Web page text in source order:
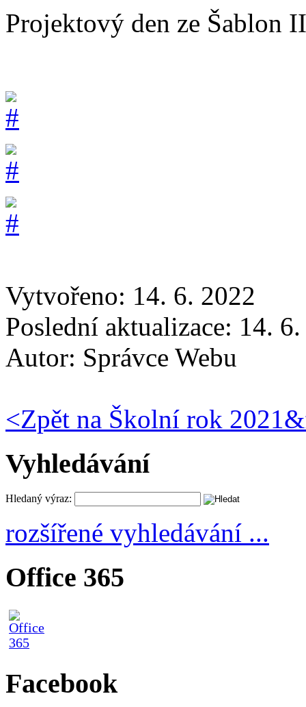
Projektový den ze Šablon
Vytvořeno: 14. 6. 2022
Poslední aktualizace: 14.
Autor: Správce Webu
<Zpět na Školní rok
Vyhledávání
Hledaný výraz:
rozšířené vyhledávání ...
Office 365
Facebook